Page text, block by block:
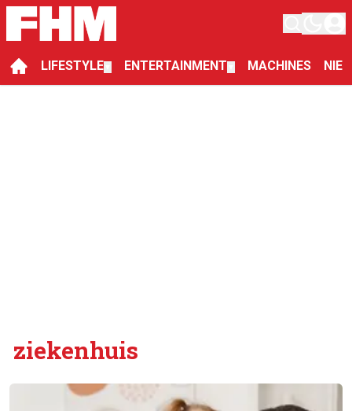
LIFESTYLE ENTERTAINMENT MACHINES
ziekenhuis